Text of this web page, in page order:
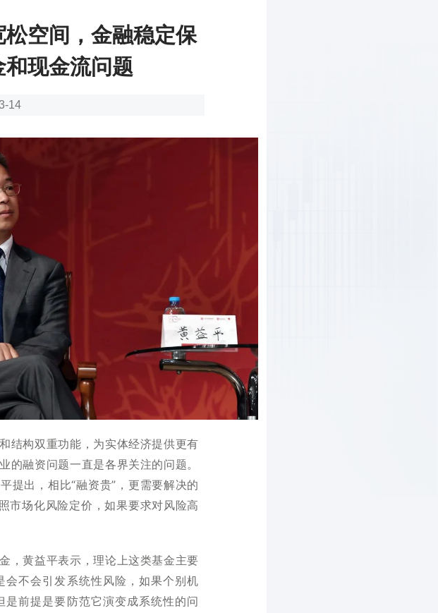
空间，金融稳定保
和现金流问题
14
结构双重功能，为实体经济提供更有
的融资问题一直是各界关注的问题。
提出，相比“融资贵”，更需要解决的
市场化风险定价，如果要求对风险高
，黄益平表示，理论上这类基金主要
不会引发系统性风险，如果个别机
前提是要防范它演变成系统性的问